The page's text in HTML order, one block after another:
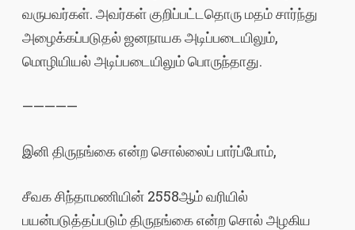
வருபவர்கள். அவர்கள் குறிப்பட்டதொரு மதம் சார்ந்து
அழைக்கப்படுதல் ஜனநாயக அடிப்படையிலும்,
மொழியியல் அடிப்படையிலும் பொருந்தாது.
—————
இனி திருநங்கை என்ற சொல்லைப் பார்ப்போம்,
சீவக சிந்தாமணியின் 2558ஆம் வரியில்
பயன்படுத்தப்படும் திருநங்கை என்ற சொல் அழகிய